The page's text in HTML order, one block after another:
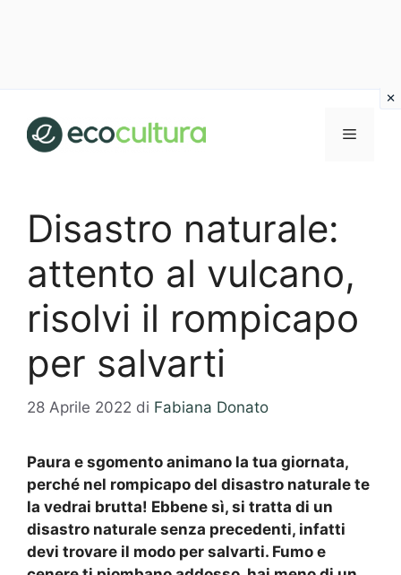
contenuto
MENU
Disastro naturale:
attento al vulcano,
risolvi il rompicapo
per salvarti
28 Aprile 2022 di Fabiana Donato
Paura e sgomento animano la tua giornata,
perché nel rompicapo del disastro naturale te
la vedrai brutta! Ebbene sì, si tratta di un
disastro naturale senza precedenti, infatti
devi trovare il modo per salvarti. Fumo e